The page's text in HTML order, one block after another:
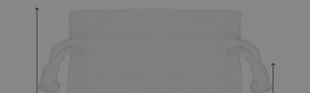
Jakość w każdym włóknie
zawartość przed wysypaniem. To produkt wielorazowy, który